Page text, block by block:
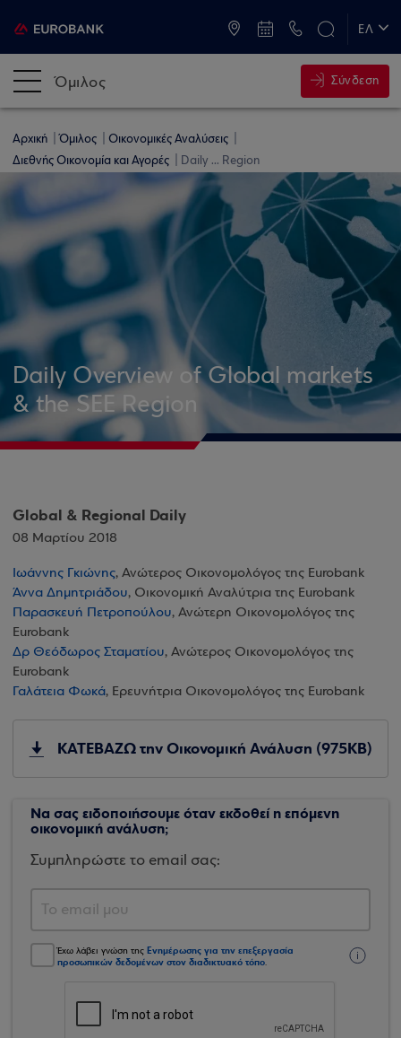
ΕΛ
Όμιλος Σύνδεση
Αρχική Όμιλος
Οικονομικές Αναλύσεις
Διεθνής Οικονομία και Αγορές
Daily ... Region
Daily Overview of Global markets
& the SEE Region
Global & Regional Daily
08 Μαρτίου 2018
Ιωάννης Γκιώνης, Ανώτερος Οικονομολόγος της Eurobank
Άννα Δημητριάδου, Οικονομική Αναλύτρια της Eurobank
Παρασκευή Πετροπούλου, Ανώτερη Οικονομολόγος της
Eurobank
Δρ Θεόδωρος Σταματίου, Ανώτερος Οικονομολόγος της
Eurobank
Γαλάτεια Φωκά, Ερευνήτρια Οικονομολόγος της Eurobank
ΚΑΤΕΒΑΖΩ την Οικονομική Ανάλυση (975KB)
Να σας ειδοποιήσουμε όταν εκδοθεί η επόμενη
οικονομική ανάλυση;
Συμπληρώστε το email σας:
Έχω λάβει γνώση της Ενημέρωσης για την επεξεργασία
προσωπικών δεδομένων στον διαδικτυακό τόπο.